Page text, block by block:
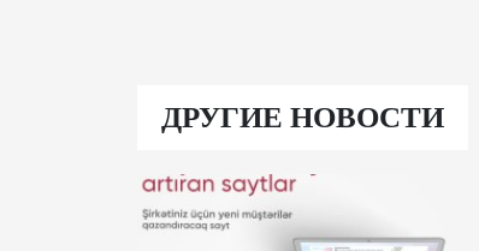
ДРУГИЕ НОВОСТИ